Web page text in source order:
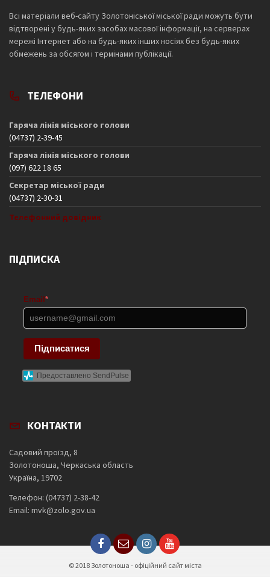
Всі матеріали веб-сайту Золотоніської міської ради можуть бути
відтворені у будь-яких засобах масової інформації, на серверах
мережі Інтернет або на будь-яких інших носіях без будь-яких
обмежень за обсягом і термінами публікації.
ТЕЛЕФОНИ
Гаряча лінія міського голови
(04737) 2-39-45
Гаряча лінія міського голови
(097) 622 18 65
Секретар міської ради
(04737) 2-30-31
Телефонний довідник
ПІДПИСКА
Email *
Підписатися
Предоставлено SendPulse
КОНТАКТИ
Садовий проїзд, 8
Золотоноша, Черкаська область
Україна, 19702
Телефон: (04737) 2-38-42
Email: mvk@zolo.gov.ua
© 2018 Золотоноша - офіційний сайт міста